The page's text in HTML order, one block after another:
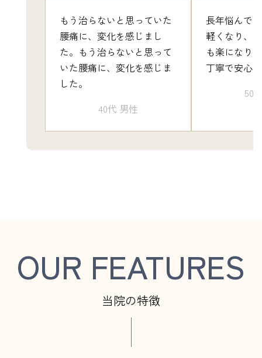
もう治らないと思っていた
腰痛に、変化を感じまし
た。もう治らないと思って
いた腰痛に、変化を感じま
した。
40代 男性
長年悩んで
軽くなり、
も楽になり
丁寧で安心
50
OUR FEATURES
当院の特徴